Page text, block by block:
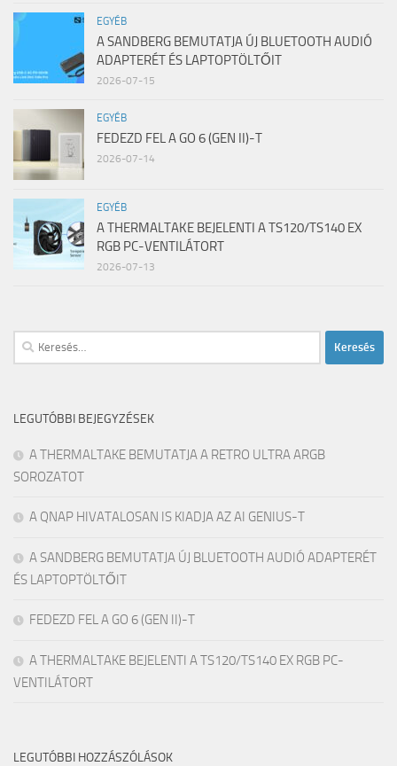
EGYÉB
A SANDBERG BEMUTATJA ÚJ BLUETOOTH AUDIÓ
ADAPTERÉT ÉS LAPTOPTÖLTŐIT
2026-07-15
EGYÉB
FEDEZD FEL A GO 6 (GEN II)-T
2026-07-14
EGYÉB
A THERMALTAKE BEJELENTI A TS120/TS140 EX
RGB PC-VENTILÁTORT
2026-07-13
Keresés:
LEGUTÓBBI BEJEGYZÉSEK
A THERMALTAKE BEMUTATJA A RETRO ULTRA ARGB
SOROZATOT
A QNAP HIVATALOSAN IS KIADJA AZ AI GENIUS-T
A SANDBERG BEMUTATJA ÚJ BLUETOOTH AUDIÓ ADAPTERÉT
ÉS LAPTOPTÖLTŐIT
FEDEZD FEL A GO 6 (GEN II)-T
A THERMALTAKE BEJELENTI A TS120/TS140 EX RGB PC-
VENTILÁTORT
LEGUTÓBBI HOZZÁSZÓLÁSOK